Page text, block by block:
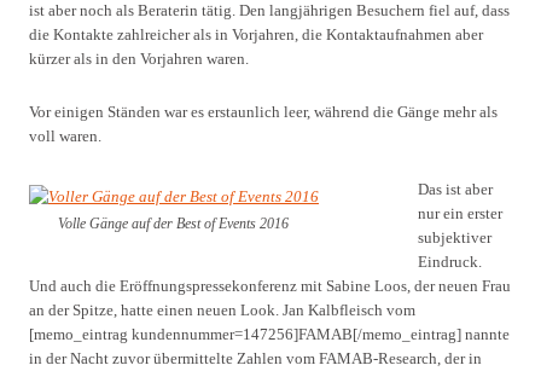
ist aber noch als Beraterin tätig. Den langjährigen Besuchern fiel auf, dass
die Kontakte zahlreicher als in Vorjahren, die Kontaktaufnahmen aber
kürzer als in den Vorjahren waren.
Vor einigen Ständen war es erstaunlich leer, während die Gänge mehr als
voll waren.
Volle Gänge auf der Best of Events 2016
Das ist aber
nur ein erster
subjektiver
Eindruck.
Und auch die Eröffnungspressekonferenz mit Sabine Loos, der neuen Frau
an der Spitze, hatte einen neuen Look. Jan Kalbfleisch vom
[memo_eintrag kundennummer=147256]FAMAB[/memo_eintrag] nannte
in der Nacht zuvor übermittelte Zahlen vom FAMAB-Research, der in